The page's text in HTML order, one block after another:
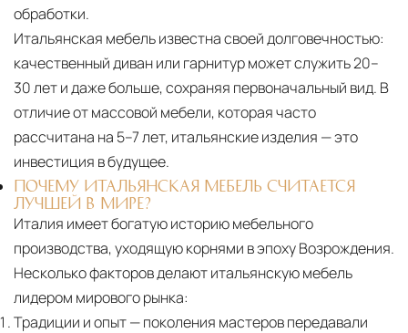
обработки.
Итальянская мебель известна своей долговечностью:
качественный диван или гарнитур может служить 20–
30 лет и даже больше, сохраняя первоначальный вид. В
отличие от массовой мебели, которая часто
рассчитана на 5–7 лет, итальянские изделия — это
инвестиция в будущее.
ПОЧЕМУ ИТАЛЬЯНСКАЯ МЕБЕЛЬ СЧИТАЕТСЯ
ЛУЧШЕЙ В МИРЕ?
Италия имеет богатую историю мебельного
производства, уходящую корнями в эпоху Возрождения.
Несколько факторов делают итальянскую мебель
лидером мирового рынка:
Традиции и опыт— поколения мастеров передавали